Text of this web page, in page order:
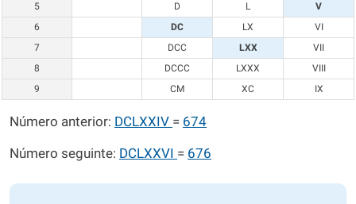
5
D L
V
6
DC LX
VI
7
DCC LXX
VII
8
DCCC LXXX
VIII
9
CM XC IX
Número anterior: DCLXXIV = 674
Número seguinte: DCLXXVI = 676